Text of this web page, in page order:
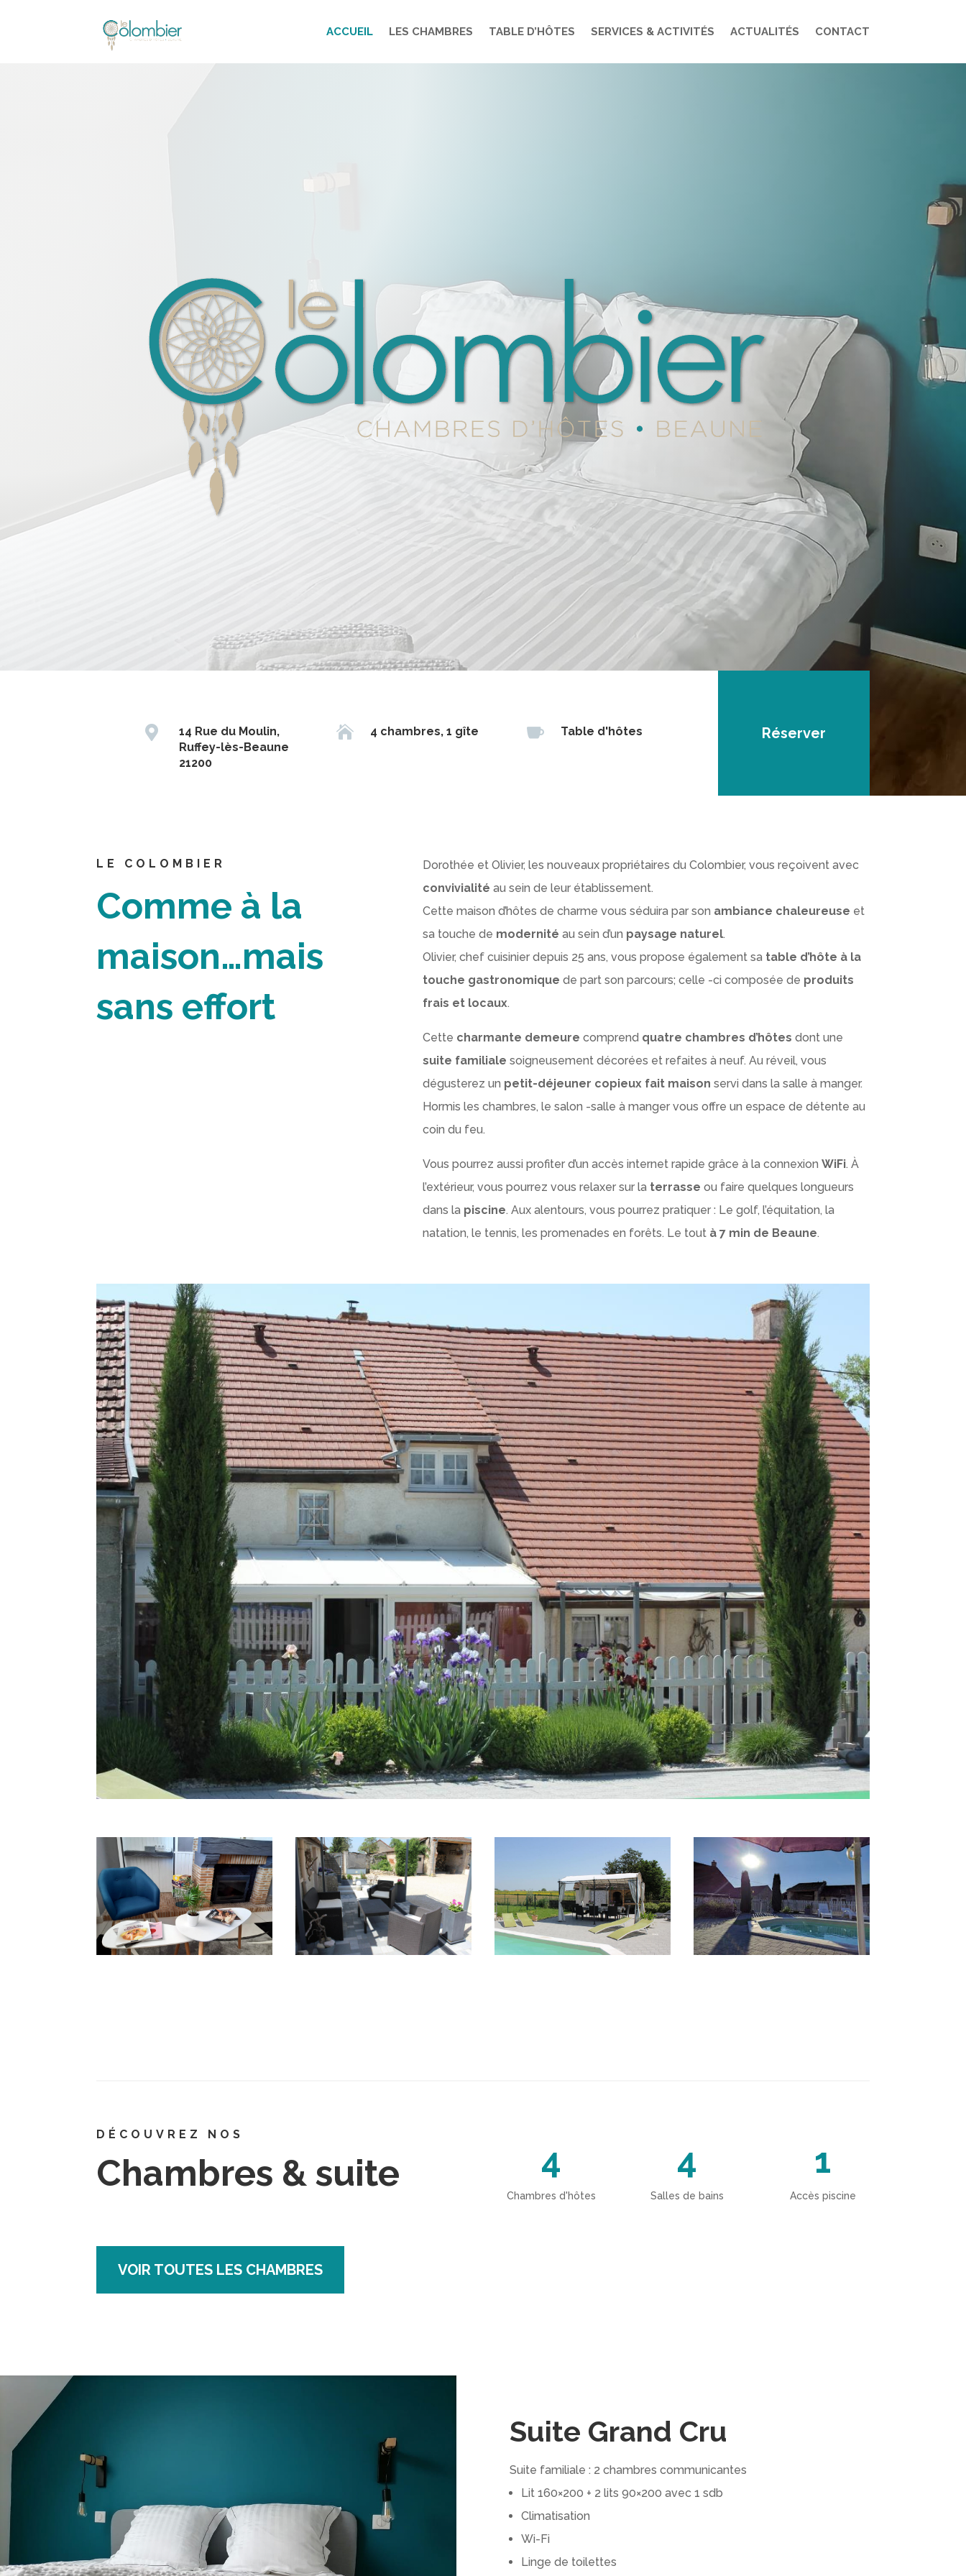
ACCUEIL LES CHAMBRES TABLE D’HÔTES SERVICES & ACTIVITÉS ACTUALITÉS CONTACT

14 Rue du Moulin,
Ruffey-lès-Beaune
21200
 4 chambres, 1 gîte  Table d'hôtes Réserver
LE COLOMBIER
Comme à la
maison…mais
sans effort
Dorothée et Olivier, les nouveaux propriétaires du Colombier, vous reçoivent avec
convivialité au sein de leur établissement.
Cette maison d’hôtes de charme vous séduira par son ambiance chaleureuse et
sa touche de modernité au sein d’un paysage naturel.
Olivier, chef cuisinier depuis 25 ans, vous propose également sa table d’hôte à la
touche gastronomique de part son parcours; celle -ci composée de produits
frais et locaux.
Cette charmante demeure comprend quatre chambres d’hôtes dont une
suite familiale soigneusement décorées et refaites à neuf. Au réveil, vous
dégusterez un petit-déjeuner copieux fait maison servi dans la salle à manger.
Hormis les chambres, le salon -salle à manger vous offre un espace de détente au
coin du feu.
Vous pourrez aussi profiter d’un accès internet rapide grâce à la connexionWiFi. À
l’extérieur, vous pourrez vous relaxer sur la terrasse ou faire quelques longueurs
dans la piscine. Aux alentours, vous pourrez pratiquer : Le golf, l’équitation, la
natation, le tennis, les promenades en forêts. Le tout à 7 min de Beaune.
DÉCOUVREZ NOS
Chambres & suite
VOIR TOUTES LES CHAMBRES
4
Chambres d'hôtes
4
Salles de bains
1
Accès piscine
Suite Grand Cru
Suite familiale : 2 chambres communicantes
Lit 160×200 + 2 lits 90×200 avec 1 sdb
Climatisation
Wi-Fi
Linge de toilettes